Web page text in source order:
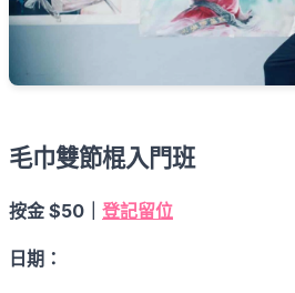
毛巾雙節棍入門班
按金 $50 登記留位
日期：